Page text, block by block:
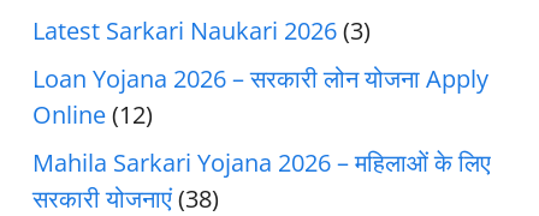
Latest Sarkari Naukari 2026(3)
Loan Yojana 2026 – सरकारी लोन योजना Apply
Online(12)
Mahila Sarkari Yojana 2026 – महिलाओं के लिए
सरकारी योजनाएं(38)